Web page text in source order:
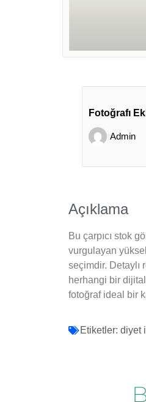
Fotoğrafı
Admin
Açıklama
Bu çarpıcı stok
vurgulayan
seçimdir. Detaylı
herhangi bir
fotoğraf ideal bir
Etiketler: diyet